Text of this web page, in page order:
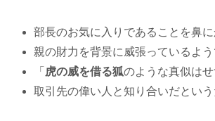
部長のお気に入りであることを鼻
親の財力を背景に威張っているよう
「 虎の威を借る狐のような真似は
取引先の偉い人と知り合いだという